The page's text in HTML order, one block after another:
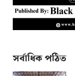
সর্বাধিক পঠিত